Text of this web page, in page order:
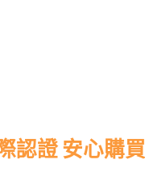
認證 安心購買